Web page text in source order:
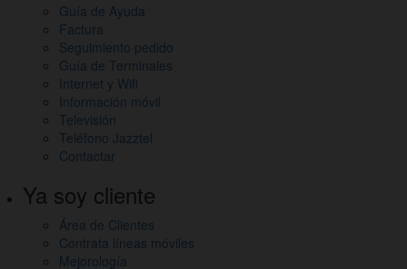
Guía de Ayuda
Factura
Seguimiento pedido
Guía de Terminales
Internet y Wifi
Información móvil
Televisión
Teléfono Jazztel
Contactar
Ya soy cliente
Área de Clientes
Contrata líneas móviles
Mejorología